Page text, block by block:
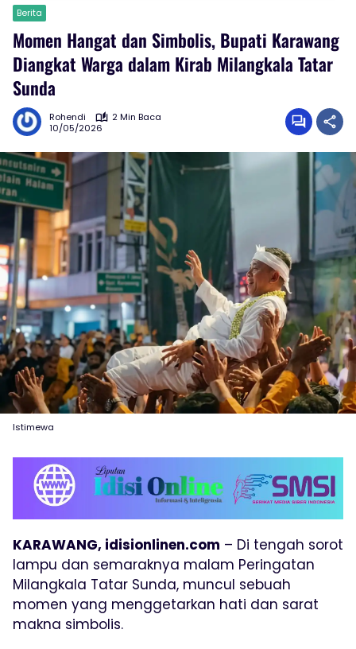
Berita
Momen Hangat dan Simbolis, Bupati Karawang
Diangkat Warga dalam Kirab Milangkala Tatar
Sunda
Rohendi
2 Min Baca
10/05/2026
Istimewa
KARAWANG, idisionlinen.com – Di tengah sorot
lampu dan semaraknya malam Peringatan
Milangkala Tatar Sunda, muncul sebuah
momen yang menggetarkan hati dan sarat
makna simbolis.